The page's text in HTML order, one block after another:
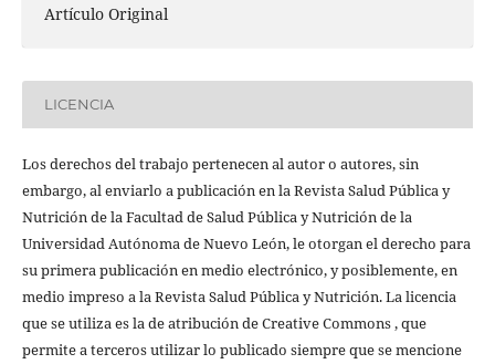
Artículo Original
LICENCIA
Los derechos del trabajo pertenecen al autor o autores, sin
embargo, al enviarlo a publicación en la Revista Salud Pública y
Nutrición de la Facultad de Salud Pública y Nutrición de la
Universidad Autónoma de Nuevo León, le otorgan el derecho para
su primera publicación en medio electrónico, y posiblemente, en
medio impreso a la Revista Salud Pública y Nutrición. La licencia
que se utiliza es la de atribución de Creative Commons , que
permite a terceros utilizar lo publicado siempre que se mencione